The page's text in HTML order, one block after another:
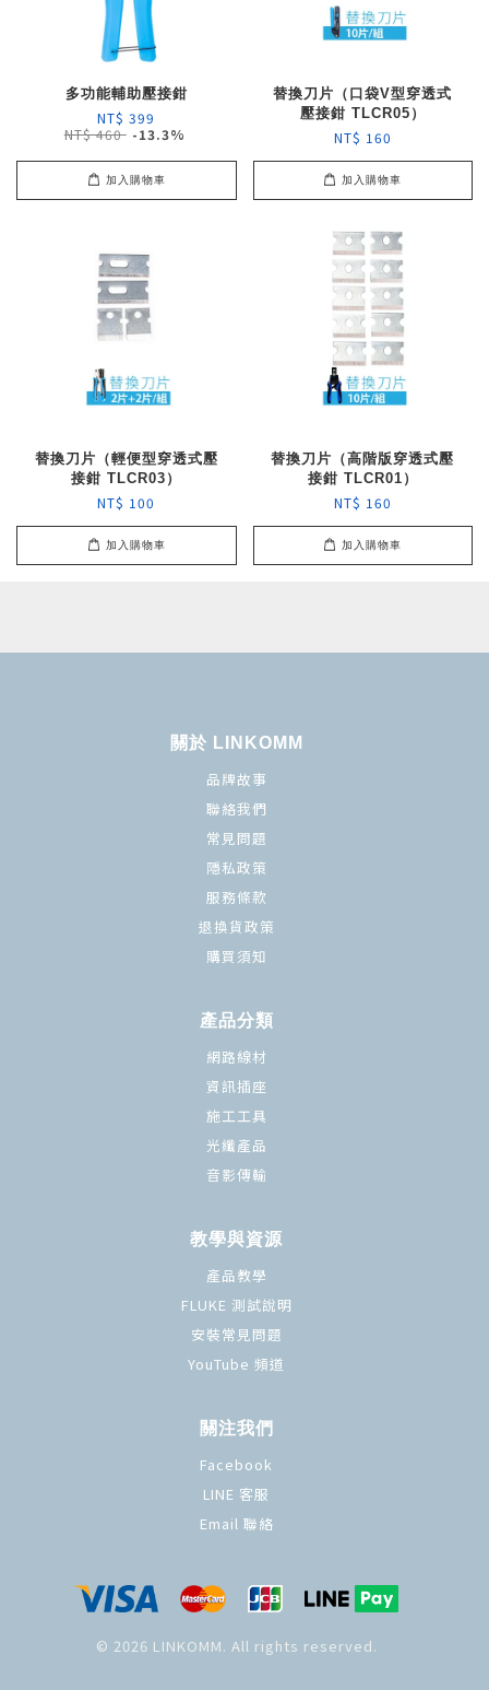
多功能輔助壓接鉗
NT$ 399
NT$ 460 -13.3%
加入購物車
替換刀片（口袋V型穿透式
壓接鉗 TLCR05）
NT$ 160
加入購物車
替換刀片（輕便型穿透式壓
接鉗 TLCR03）
NT$ 100
加入購物車
替換刀片（高階版穿透式壓
接鉗 TLCR01）
NT$ 160
加入購物車
關於 LINKOMM
品牌故事
聯絡我們
常見問題
隱私政策
服務條款
退換貨政策
購買須知
產品分類
網路線材
資訊插座
施工工具
光纖產品
音影傳輸
教學與資源
產品教學
FLUKE 測試說明
安裝常見問題
YouTube 頻道
關注我們
Facebook
LINE 客服
Email 聯絡
© 2026 LINKOMM. All rights reserved.